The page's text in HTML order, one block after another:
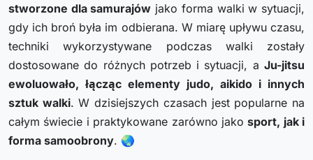
stworzone dla samurajów jako forma walki w sytuacji,
gdy ich broń była im odbierana. W miarę upływu czasu,
techniki wykorzystywane podczas walki zostały
dostosowane do różnych potrzeb i sytuacji, a Ju-jitsu
ewoluowało, łącząc elementy judo, aikido i innych
sztuk walki. W dzisiejszych czasach jest popularne na
całym świecie i praktykowane zarówno jakosport, jak i
forma samoobrony. 🌏